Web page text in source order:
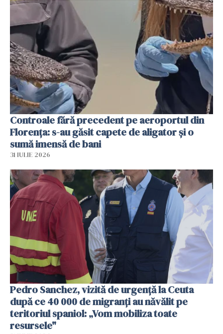
Controale fără precedent pe aeroportul din
Florența: s-au găsit capete de aligator și o
sumă imensă de bani
31 IULIE 2026
Pedro Sanchez, vizită de urgență la Ceuta
după ce 40 000 de migranți au năvălit pe
teritoriul spaniol: „Vom mobiliza toate
resursele"